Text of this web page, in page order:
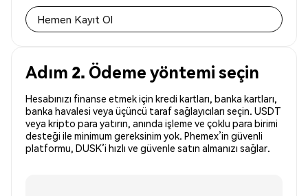
Hemen Kayıt Ol
Adım 2. Ödeme yöntemi seçin
Hesabınızı finanse etmek için kredi kartları, banka kartları,
banka havalesi veya üçüncü taraf sağlayıcıları seçin. USDT
veya kripto para yatırın, anında işleme ve çoklu para birimi
desteği ile minimum gereksinim yok. Phemex’in güvenli
platformu, DUSK’i hızlı ve güvenle satın almanızı sağlar.